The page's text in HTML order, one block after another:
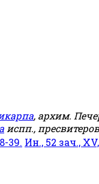
, архим.
испп.,
39. Ин., 52 зач.,